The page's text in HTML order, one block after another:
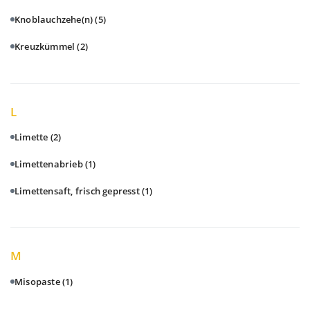
Knoblauchzehe(n)(5)
Kreuzkümmel(2)
L
Limette (2)
Limettenabrieb(1)
Limettensaft, frisch gepresst(1)
M
Misopaste(1)